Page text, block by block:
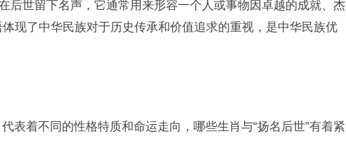
后世留下名声，它通常用来形容一个人或事物因卓越的成就、杰
现了中华民族对于历史传承和价值追求的重视，是中华民族优
表着不同的性格特质和命运走向，哪些生肖与“扬名后世”有着紧